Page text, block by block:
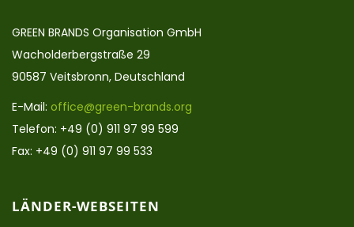
GREEN BRANDS Organisation GmbH
Wacholderbergstraße 29
90587 Veitsbronn, Deutschland
E-Mail: office@green-brands.org
Telefon: +49 (0) 911 97 99 599
Fax: +49 (0) 911 97 99 533
LÄNDER-WEBSEITEN